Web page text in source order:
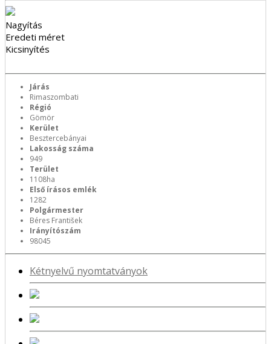
Nagyítás
Eredeti méret
Kicsinyítés
Járás
Rimaszombati
Régió
Gömör
Kerület
Besztercebányai
Lakosság száma
949
Terület
1108ha
Első írásos emlék
1282
Polgármester
Béres František
Irányítószám
98045
Kétnyelvű nyomtatványok